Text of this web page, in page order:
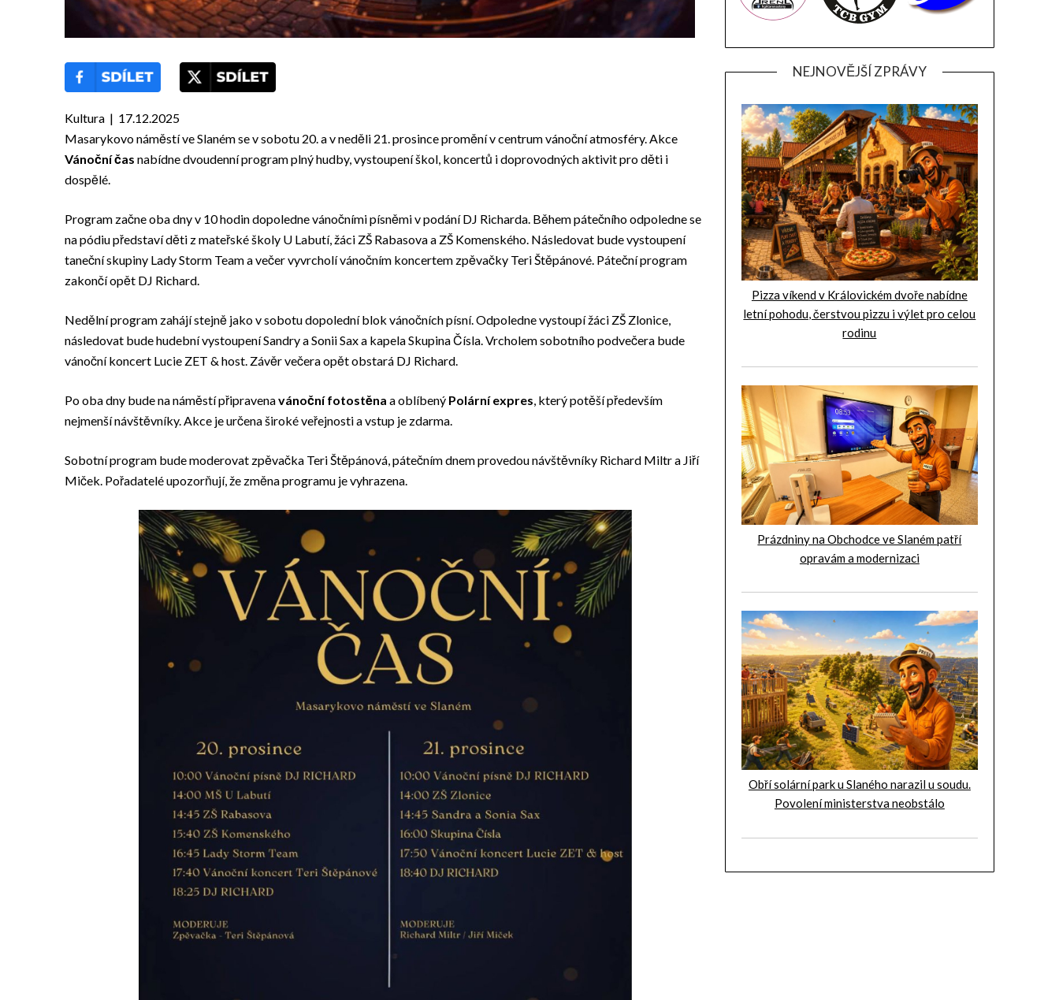
Kultura | 17.12.2025
Masarykovo náměstí ve Slaném se v sobotu 20. a v neděli 21. prosince promění v centrum vánoční atmosféry. Akce
Vánoční čas nabídne dvoudenní program plný hudby, vystoupení škol, koncertů i doprovodných aktivit pro děti i
dospělé.
Program začne oba dny v 10 hodin dopoledne vánočními písněmi v podání DJ Richarda. Během pátečního odpoledne se
na pódiu představí děti z mateřské školy U Labutí, žáci ZŠ Rabasova a ZŠ Komenského. Následovat bude vystoupení
taneční skupiny Lady Storm Team a večer vyvrcholí vánočním koncertem zpěvačky Teri Štěpánové. Páteční program
zakončí opět DJ Richard.
Nedělní program zahájí stejně jako v sobotu dopolední blok vánočních písní. Odpoledne vystoupí žáci ZŠ Zlonice,
následovat bude hudební vystoupení Sandry a Sonii Sax a kapela Skupina Čísla. Vrcholem sobotního podvečera bude
vánoční koncert Lucie ZET & host. Závěr večera opět obstará DJ Richard.
Po oba dny bude na náměstí připravenavánoční fotostěna a oblíbený Polární expres, který potěší především
nejmenší návštěvníky. Akce je určena široké veřejnosti a vstup je zdarma.
Sobotní program bude moderovat zpěvačka Teri Štěpánová, pátečním dnem provedou návštěvníky Richard Miltr a Jiří
Miček. Pořadatelé upozorňují, že změna programu je vyhrazena.
NEJNOVĚJŠÍ ZPRÁVY
Pizza víkend v Královickém dvoře nabídne
letní pohodu, čerstvou pizzu i výlet pro celou
rodinu
Prázdniny na Obchodce ve Slaném patří
opravám a modernizaci
Obří solární park u Slaného narazil u soudu.
Povolení ministerstva neobstálo